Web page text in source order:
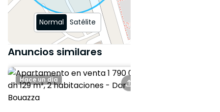
Normal Satélite
Anuncios similares
Hace un día